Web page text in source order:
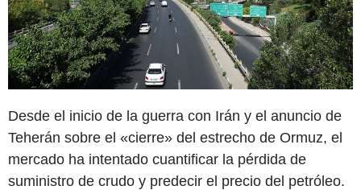
Desde el inicio de la guerra con Irán y el anuncio de
Teherán sobre el «cierre» del estrecho de Ormuz, el
mercado ha intentado cuantificar la pérdida de
suministro de crudo y predecir el precio del petróleo.